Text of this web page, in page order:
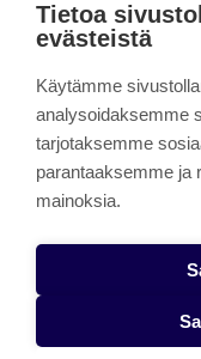
päättynyt 11.9.2023.
About the site
Käyttöehdot
Alasottoilmoitus
Tietoa
evästeistä
Käytämme
analysoidaksemme
tarjotaksemme
parantaaksemme ja
mainoksia.